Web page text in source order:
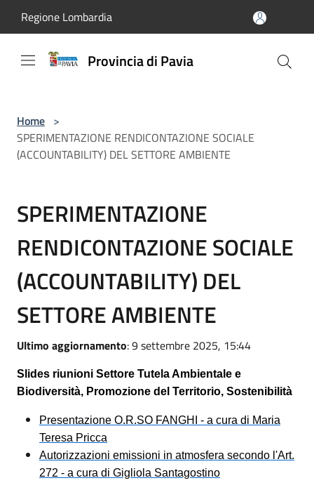
Regione Lombardia
Provincia di Pavia
Home >
SPERIMENTAZIONE RENDICONTAZIONE SOCIALE
(ACCOUNTABILITY) DEL SETTORE AMBIENTE
SPERIMENTAZIONE
RENDICONTAZIONE SOCIALE
(ACCOUNTABILITY) DEL
SETTORE AMBIENTE
Ultimo aggiornamento: 9 settembre 2025, 15:44
Slides riunioni Settore Tutela Ambientale e
Biodiversità, Promozione del Territorio, Sostenibilità
Presentazione O.R.SO FANGHI - a cura di Maria
Teresa Pricca
Autorizzazioni emissioni in atmosfera secondo l'Art.
272 - a cura di Gigliola Santagostino